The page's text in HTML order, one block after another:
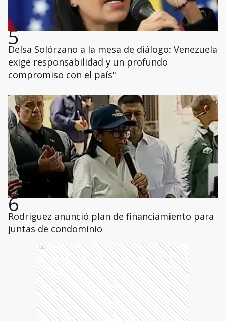
5
Delsa Solórzano a la mesa de diálogo: Venezuela
exige responsabilidad y un profundo
compromiso con el país"
6
Rodriguez anunció plan de financiamiento para
juntas de condominio
Ads